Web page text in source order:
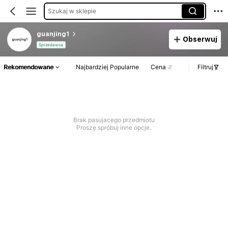
Szukaj w sklepie
guanjing1
Sprzedawca
Obserwuj
Rekomendowane Najbardziej Popularne Cena Filtruj
Brak pasujacego przedmiotu
Proszę spróbuj inne opcje.